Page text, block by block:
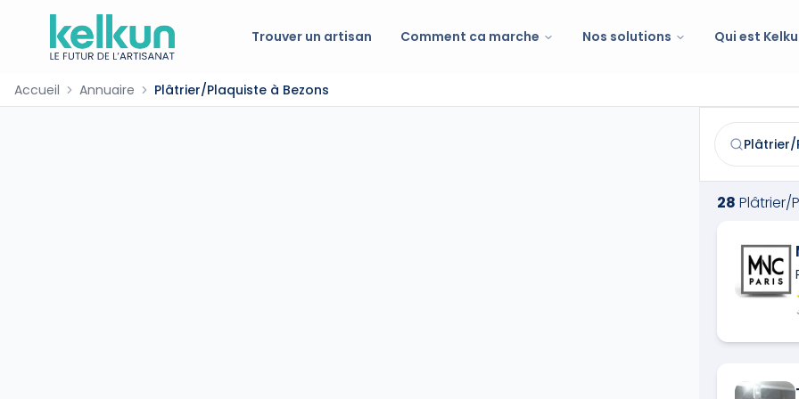
Trouver un artisan Comment ca marche Nos solutions Qui est
Accueil Annuaire Plâtrier/Plaquiste à Bezons
Trouvez et
28 Plâtrier/